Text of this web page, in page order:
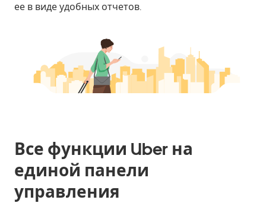
ее в виде удобных отчетов.
Все функции Uber на
единой панели
управления